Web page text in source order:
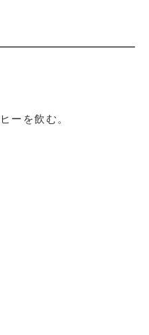
ーを飲む。